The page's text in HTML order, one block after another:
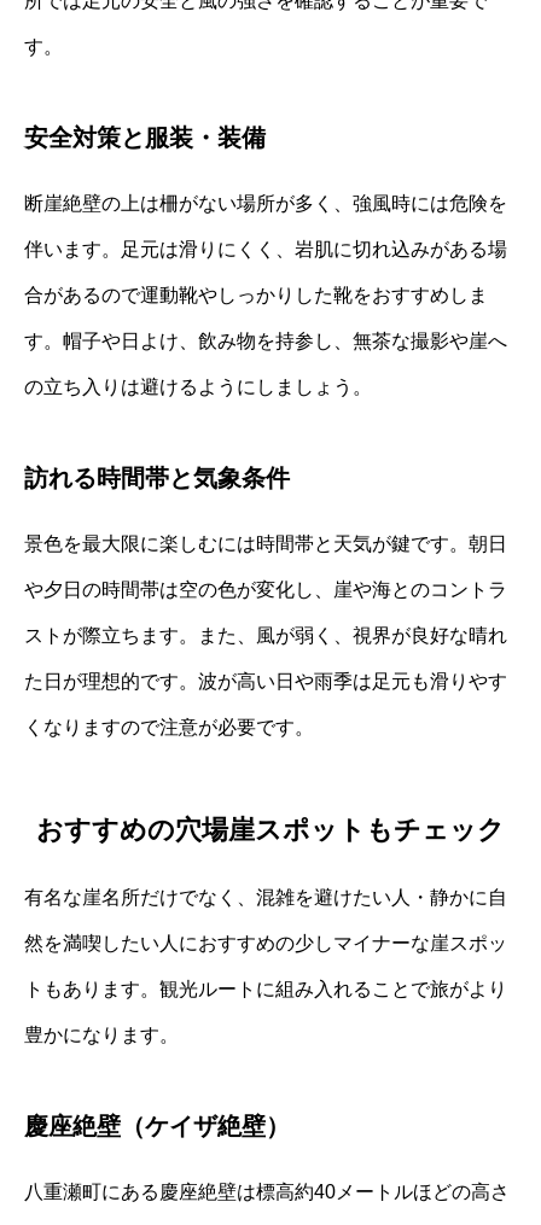
す。
安全対策と服装・装備
断崖絶壁の上は柵がない場所が多く、強風時には危険を
伴います。足元は滑りにくく、岩肌に切れ込みがある場
合があるので運動靴やしっかりした靴をおすすめしま
す。帽子や日よけ、飲み物を持参し、無茶な撮影や崖へ
の立ち入りは避けるようにしましょう。
訪れる時間帯と気象条件
景色を最大限に楽しむには時間帯と天気が鍵です。朝日
や夕日の時間帯は空の色が変化し、崖や海とのコントラ
ストが際立ちます。また、風が弱く、視界が良好な晴れ
た日が理想的です。波が高い日や雨季は足元も滑りやす
くなりますので注意が必要です。
おすすめの穴場崖スポットもチェック
有名な崖名所だけでなく、混雑を避けたい人・静かに自
然を満喫したい人におすすめの少しマイナーな崖スポッ
トもあります。観光ルートに組み入れることで旅がより
豊かになります。
慶座絶壁（ケイザ絶壁）
八重瀬町にある慶座絶壁は標高約40メートルほどの高さ